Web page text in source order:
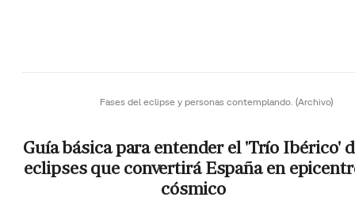
Fases del eclipse y personas contemplando. (Archivo)
Guía básica para entender el 'Trío Ibérico'
eclipses que convertirá España en
cósmico